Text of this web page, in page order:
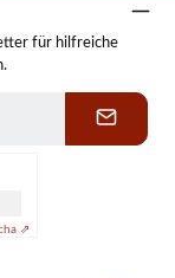
für hilfreiche
⇗